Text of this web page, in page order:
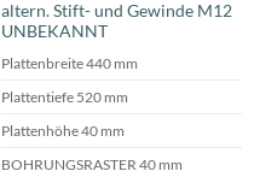
altern. Stift- und Gewinde M12
UNBEKANNT
Plattenbreite 440 mm
Plattentiefe 520 mm
Plattenhöhe 40 mm
BOHRUNGSRASTER 40 mm